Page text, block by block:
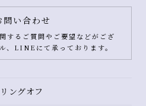
問い合わせ
するご質問やご要望などがござ
、LINEにて承っております。
ングオフ